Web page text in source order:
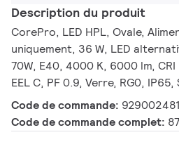
Description du produit
CorePro, LED HPL, Ovale,
uniquement, 36 W, LED
70W, E40, 4000 K, 6000 lm,
EEL C, PF 0.9, Verre, RG0, IP65,
Code de commande:
Code de commande complet: